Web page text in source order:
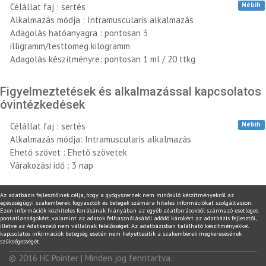
Célállat faj : sertés
Alkalmazás módja : Intramuscularis alkalmazás
Adagolás hatóanyagra : pontosan 3
illigramm/testtömeg kilogramm
Adagolás készítményre: pontosan 1 ml / 20 ttkg
Nébih
Figyelmeztetések és alkalmazással kapcsolatos
óvintézkedések
Célállat faj : sertés
Alkalmazás módja: Intramuscularis alkalmazás
Ehető szövet : Ehető szövetek
Várakozási idő : 3 nap
Nébih
Az adatbázis fejlesztőinek célja, hogy a gyógyszernek nem minősülő készítményekről az
egészségügyi szakemberek, fogyasztók és betegek számára hiteles információkat szolgáltasson.
Ezen információk közhiteles forrásának hiányában az egyéb adatforrásokból származó esetleges
pontatlanságokért, valamint az adatok felhasználásából adódó károkért az adatbázis fejlesztői,
illetve az Adatkezelő nem vállalnak felelősséget. Az adatbázisban található készítményekkel
kapcsolatos információk betegség esetén nem helyettesítik a szakemberek megkeresésének
szükségességét.
© 2016 HC Pointer | Minden jog fenntartva.